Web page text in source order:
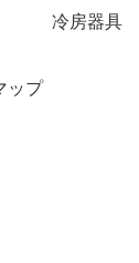
冷房器具
ップ